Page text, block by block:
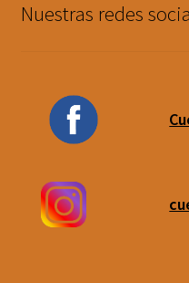
Nuestras redes